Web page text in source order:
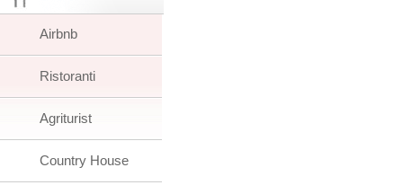
Airbnb
Ristoranti
Agriturist
Country House